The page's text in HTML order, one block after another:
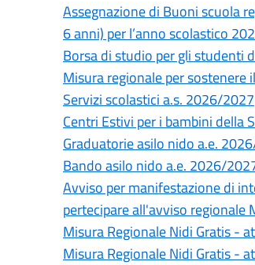
Assegnazione di Buoni scuola
6 anni) per l’anno scolastico
Borsa di studio per gli studenti
Misura regionale per
Servizi scolastici a.s. 2026/2027
Centri Estivi per i bambini della
Graduatorie asilo nido a.e.
Bando asilo nido a.e. 2026/
Avviso per manifestazione di
pertecipare all'avviso regionale
Misura Regionale Nidi Gratis -
Misura Regionale Nidi Gratis -